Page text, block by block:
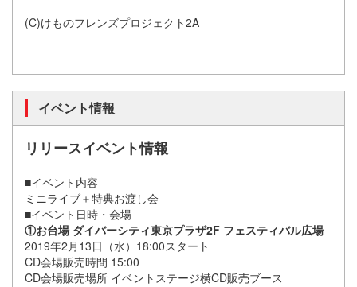
(C)けものフレンズプロジェクト2A
イベント情報
リリースイベント情報
■イベント内容
ミニライブ＋特典お渡し会
■イベント日時・会場
①お台場 ダイバーシティ東京プラザ2F フェスティバル広場
2019年2月13日（水）18:00スタート
CD会場販売時間 15:00
CD会場販売場所 イベントステージ横CD販売ブース